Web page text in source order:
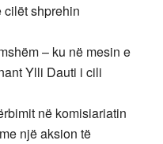
cilët shprehin
– ku në mesin e
Ylli Dauti i cili
në komisiariatin
një aksion të